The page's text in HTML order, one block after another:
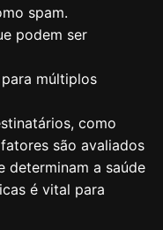
0/1
0/1
spam.
podem ser
múltiplos
como
são avaliados
determinam a saúde
é vital para